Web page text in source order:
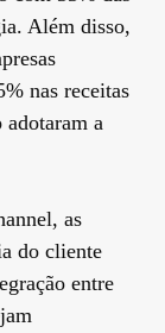
Além disso,
nas receitas
adotaram a
as
do cliente
entre